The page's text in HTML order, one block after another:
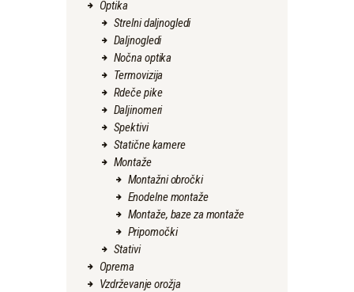
Optika
Strelni daljnogledi
Daljnogledi
Nočna optika
Termovizija
Rdeče pike
Daljinomeri
Spektivi
Statične kamere
Montaže
Montažni obročki
Enodelne montaže
Montaže, baze za montaže
Pripomočki
Stativi
Oprema
Vzdrževanje orožja